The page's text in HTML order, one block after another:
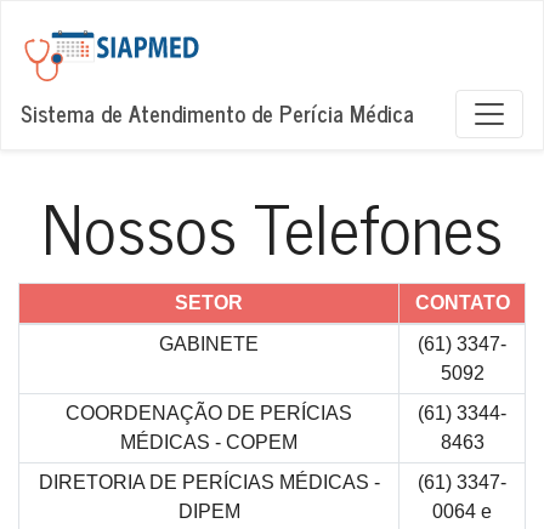
Sistema de Atendimento de Perícia Médica
Nossos Telefones
SETOR
CONTATO
GABINETE
(61) 3347-
5092
COORDENAÇÃO DE PERÍCIAS
MÉDICAS - COPEM
(61) 3344-
8463
DIRETORIA DE PERÍCIAS MÉDICAS -
DIPEM
(61) 3347-
0064 e